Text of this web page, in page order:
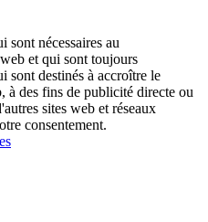
sont nécessaires au
et qui sont toujours
sont destinés à accroître le
à des fins de publicité directe ou
sites web et réseaux
consentement.